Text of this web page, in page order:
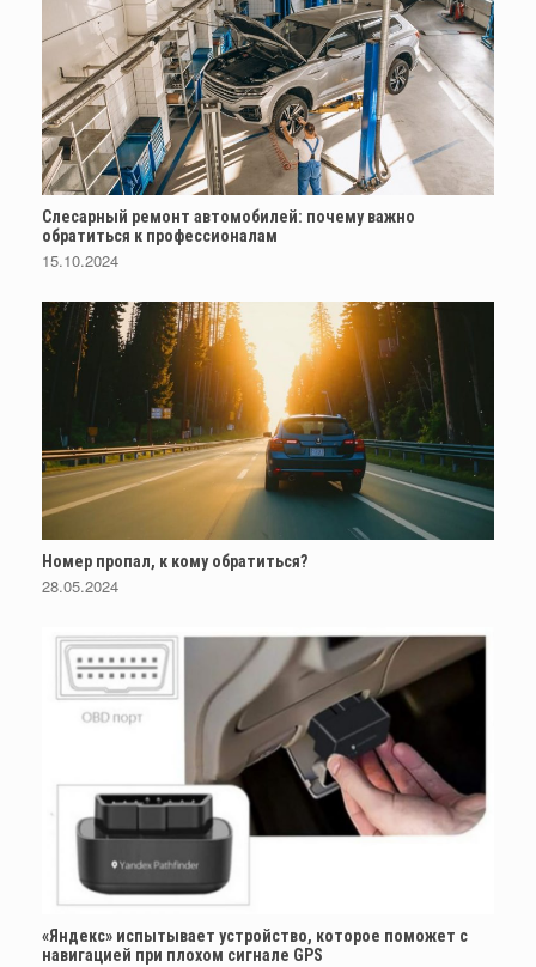
Слесарный ремонт автомобилей: почему важно
обратиться к профессионалам
15.10.2024
Номер пропал, к кому обратиться?
28.05.2024
«Яндекс» испытывает устройство, которое поможет с
навигацией при плохом сигнале GPS